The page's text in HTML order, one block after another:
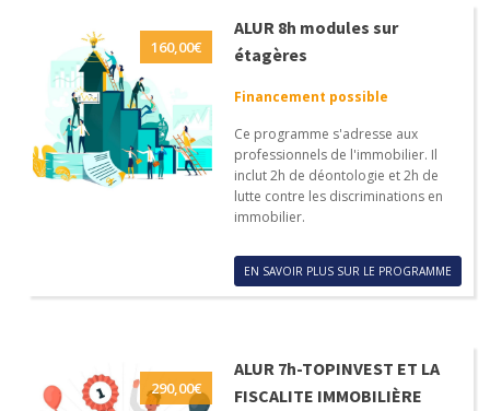
160,00€
ALUR 8h modules sur
étagères
Financement possible
Ce programme s'adresse aux
professionnels de l'immobilier. Il
inclut 2h de déontologie et 2h de
lutte contre les discriminations en
immobilier.
EN SAVOIR PLUS SUR LE PROGRAMME
290,00€
ALUR 7h-TOPINVEST ET LA
FISCALITE IMMOBILIÈRE